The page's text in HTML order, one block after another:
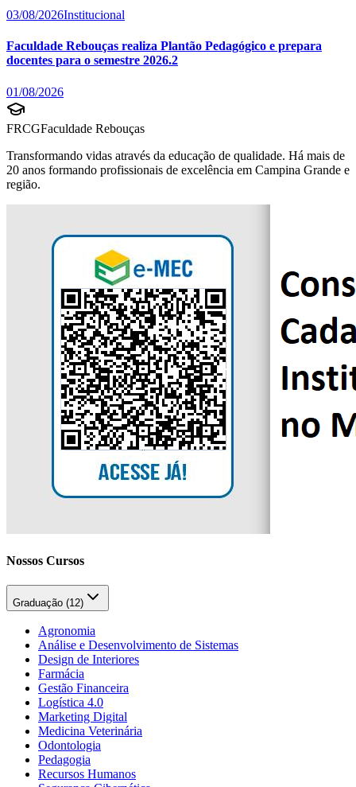
03/08/2026Institucional
Faculdade Rebouças realiza Plantão Pedagógico e prepara
docentes para o semestre 2026.2
01/08/2026
FRCGFaculdade Rebouças
Transformando vidas através da educação de qualidade. Há mais de
20 anos formando profissionais de excelência em Campina Grande e
região.
Nossos Cursos
Graduação (12)
Agronomia
Análise e Desenvolvimento de Sistemas
Design de Interiores
Farmácia
Gestão Financeira
Logística 4.0
Marketing Digital
Medicina Veterinária
Odontologia
Pedagogia
Recursos Humanos